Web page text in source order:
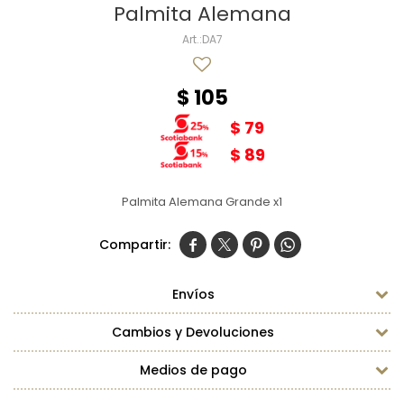
Palmita Alemana
DA7
$ 105
$ 79
$ 89
Palmita Alemana Grande x1
   
Envíos
Cambios y Devoluciones
Medios de pago